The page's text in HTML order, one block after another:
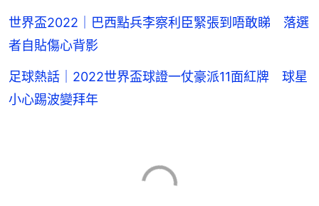
世界盃2022｜巴西點兵李察利臣緊張到唔敢睇 落選
者自貼傷心背影
足球熱話｜2022世界盃球證一仗豪派11面紅牌 球星
小心踢波變拜年